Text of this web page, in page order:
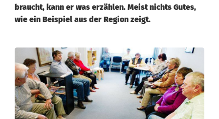
braucht, kann er was erzählen. Meist nichts Gutes,
wie ein Beispiel aus der Region zeigt.
i
e
S